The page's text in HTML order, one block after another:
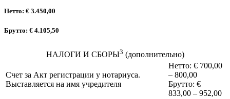
Нетто: € 3.450,00
Брутто: € 4.105,50
НАЛОГИ И СБОРЫ3 (дополнительно)
Счет за Акт регистрации у нотариуса.
Выставляется на имя учредителя
Нетто: € 700,00
– 800,00
Брутто: €
833,00 – 952,00